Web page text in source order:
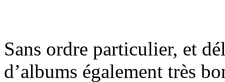
Sans ordre particulier, et
d’albums également très